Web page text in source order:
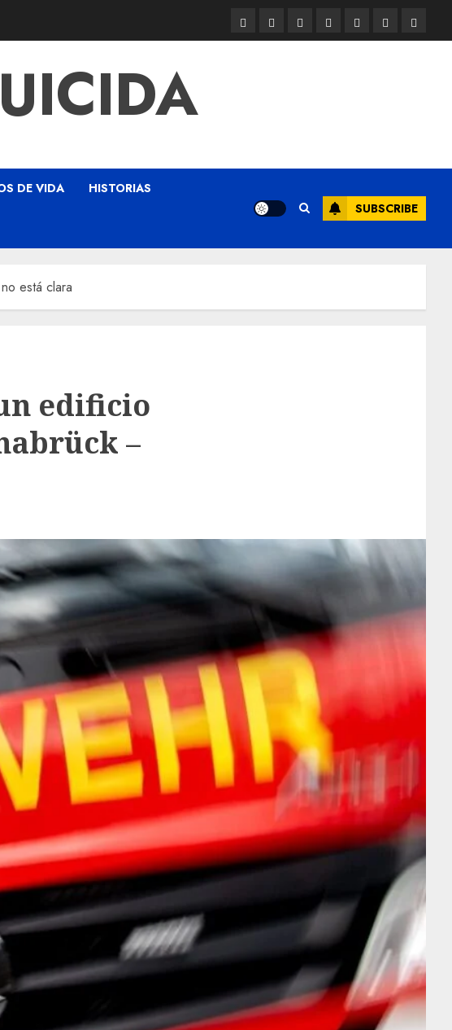
DE VIDA HISTORIAS
SUBSCRIBE
está clara
edificio
–